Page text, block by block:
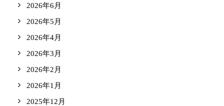
2026年6月
2026年5月
2026年4月
2026年3月
2026年2月
2026年1月
2025年12月